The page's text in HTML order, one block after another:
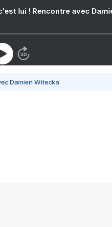
lui ! Rencontre avec
Damien Witecka